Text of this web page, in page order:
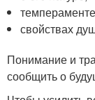
свойствах
Понимание и
сообщить о